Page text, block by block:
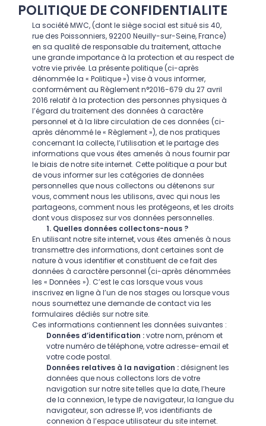
POLITIQUE DE CONFIDENTIALITE
La société MWC, (dont le siège social est situé sis 40,
rue des Poissonniers, 92200 Neuilly-sur-Seine, France)
en sa qualité de responsable du traitement, attache
une grande importance à la protection et au respect de
votre vie privée. La présente politique (ci-après
dénommée la « Politique ») vise à vous informer,
conformément au Règlement n°2016-679 du 27 avril
2016 relatif à la protection des personnes physiques à
l’égard du traitement des données à caractère
personnel et à la libre circulation de ces données (ci-
après dénommé le « Règlement »), de nos pratiques
concernant la collecte, l’utilisation et le partage des
informations que vous êtes amenés à nous fournir par
le biais de notre site internet. Cette politique a pour but
de vous informer sur les catégories de données
personnelles que nous collectons ou détenons sur
vous, comment nous les utilisons, avec qui nous les
partageons, comment nous les protégeons, et les droits
dont vous disposez sur vos données personnelles.
1. Quelles données collectons-nous ?
En utilisant notre site internet, vous êtes amenés à nous
transmettre des informations, dont certaines sont de
nature à vous identifier et constituent de ce fait des
données à caractère personnel (ci-après dénommées
les « Données »). C’est le cas lorsque vous vous
inscrivez en ligne à l’un de nos stages ou lorsque vous
nous soumettez une demande de contact via les
formulaires dédiés sur notre site.
Ces informations contiennent les données suivantes :
Données d’identification :votre nom, prénom et
votre numéro de téléphone, votre adresse-email et
votre code postal.
Données relatives à la navigation : désignent les
données que nous collectons lors de votre
navigation sur notre site telles que la date, l’heure
de la connexion, le type de navigateur, la langue du
navigateur, son adresse IP, vos identifiants de
connexion à l’espace utilisateur du site internet.